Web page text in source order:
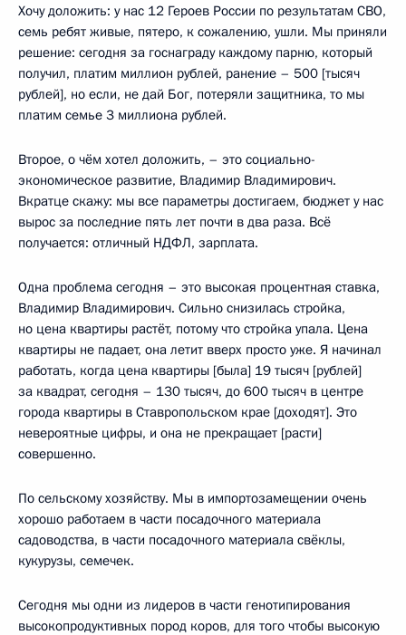
Хочу доложить: у нас 12 Героев России по результатам СВО,
семь ребят живые, пятеро, к сожалению, ушли. Мы приняли
решение: сегодня за госнаграду каждому парню, который
получил, платим миллион рублей, ранение – 500 [тысяч
рублей], но если, не дай Бог, потеряли защитника, то мы
платим семье 3 миллиона рублей.
Второе, о чём хотел доложить, – это социально-
экономическое развитие, Владимир Владимирович.
Вкратце скажу: мы все параметры достигаем, бюджет у нас
вырос за последние пять лет почти в два раза. Всё
получается: отличный НДФЛ, зарплата.
Одна проблема сегодня – это высокая процентная ставка,
Владимир Владимирович. Сильно снизилась стройка,
но цена квартиры растёт, потому что стройка упала. Цена
квартиры не падает, она летит вверх просто уже. Я начинал
работать, когда цена квартиры [была] 19 тысяч [рублей]
за квадрат, сегодня – 130 тысяч, до 600 тысяч в центре
города квартиры в Ставропольском крае [доходят]. Это
невероятные цифры, и она не прекращает [расти]
совершенно.
По сельскому хозяйству. Мы в импортозамещении очень
хорошо работаем в части посадочного материала
садоводства, в части посадочного материала свёклы,
кукурузы, семечек.
Сегодня мы одни из лидеров в части генотипирования
высокопродуктивных пород коров, для того чтобы высокую